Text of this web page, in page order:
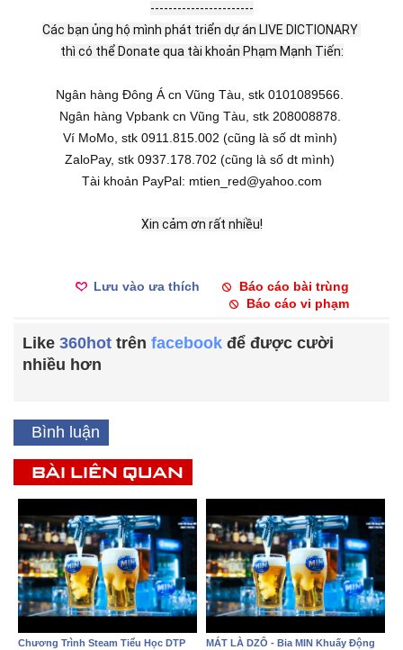
-----------------------
Các bạn ủng hộ mình phát triển dự án LIVE DICTIONARY
thì có thể Donate qua tài khoản Phạm Mạnh Tiến:
Ngân hàng Đông Á cn Vũng Tàu, stk 0101089566.
Ngân hàng Vpbank cn Vũng Tàu, stk 208008878.
Ví MoMo, stk 0911.815.002 (cũng là số dt mình)
ZaloPay, stk 0937.178.702 (cũng là số dt mình)
Tài khoản PayPal: mtien_red@yahoo.com
Xin cảm ơn rất nhiều!
Lưu vào ưa thích
Báo cáo bài trùng
Báo cáo vi phạm
Like 360hot trên facebook để được cười
nhiều hơn
Bình luận
BÀI LIÊN QUAN
Chương Trình Steam Tiểu Học DTP
MÁT LÀ DZÔ - Bia MIN Khuấy Động